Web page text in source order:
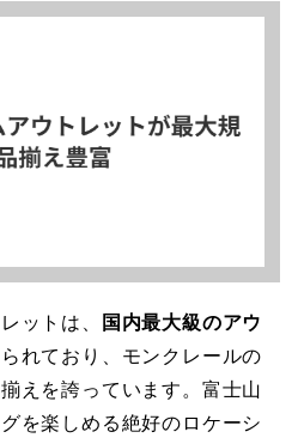
ットは、
国内最大級のアウ
れており、モンクレールの
えを誇っています。富士山
を楽しめる絶好のロケーシ